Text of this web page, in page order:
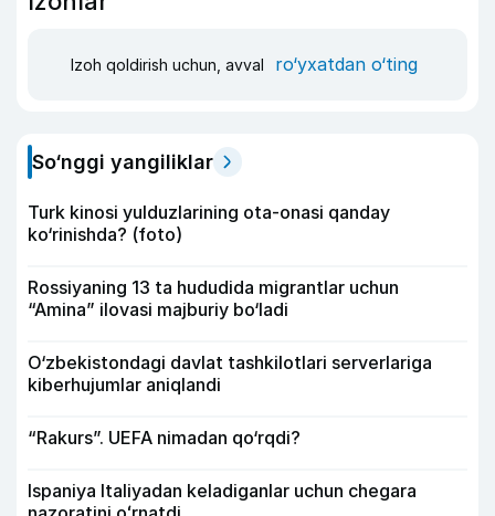
Izoh qoldirish uchun, avval ro‘yxatdan o‘ting
So‘nggi yangiliklar
Turk kinosi yulduzlarining ota-onasi qanday
ko‘rinishda? (foto)
Rossiyaning 13 ta hududida migrantlar uchun
“Amina” ilovasi majburiy bo‘ladi
O‘zbekistondagi davlat tashkilotlari serverlariga
kiberhujumlar aniqlandi
“Rakurs”. UEFA nimadan qo‘rqdi?
Ispaniya Italiyadan keladiganlar uchun chegara